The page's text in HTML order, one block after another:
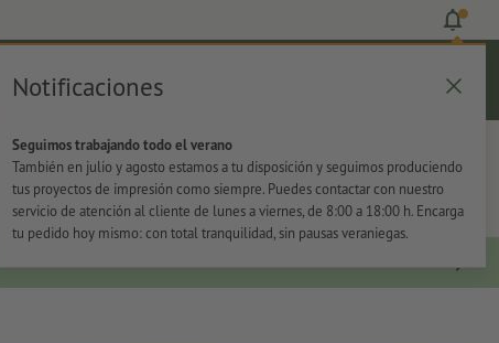
Notificaciones
Seguimos trabajando todo el verano
También en julio y agosto estamos a tu disposición y seguimos produciendo
tus proyectos de impresión como siempre. Puedes contactar con nuestro
servicio de atención al cliente de lunes a viernes, de 8:00 a 18:00 h. Encarga
tu pedido hoy mismo: con total tranquilidad, sin pausas veraniegas.
Cesta
Oficina Adhesivos